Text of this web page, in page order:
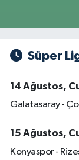
Süper
14 Ağustos,
Galatasaray -
15 Ağustos,
Konyaspor -